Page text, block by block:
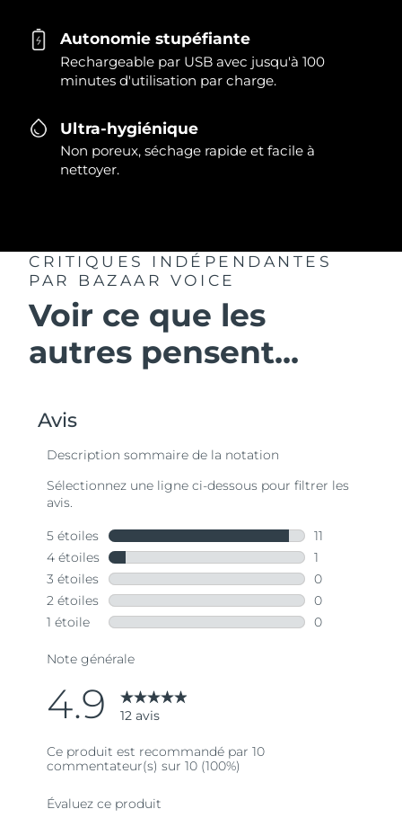
Autonomie stupéfiante
Rechargeable par USB avec jusqu'à 100
minutes d'utilisation par charge.
Ultra-hygiénique
Non poreux, séchage rapide et facile à
nettoyer.
CRITIQUES INDÉPENDANTES
PAR BAZAAR VOICE
Voir ce que les
autres pensent...